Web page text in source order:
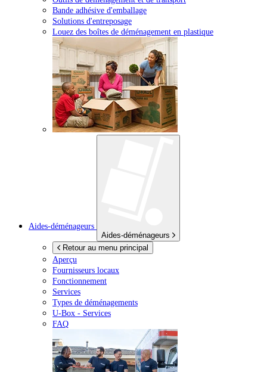
Bande adhésive d'emballage
Solutions d'entreposage
Louez des boîtes de déménagement en plastique
Aides-déménageurs
Aides-déménageurs
Retour au menu principal
Aperçu
Fournisseurs locaux
Fonctionnement
Services
Types de déménagements
U-Box - Services
FAQ